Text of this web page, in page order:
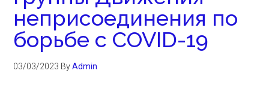
неприсоединения по
борьбе с COVID-19
03/03/2023 ByAdmin